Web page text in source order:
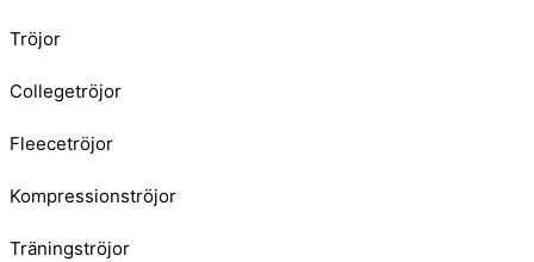
Tröjor
Collegetröjor
Fleecetröjor
Kompressionströjor
Träningströjor